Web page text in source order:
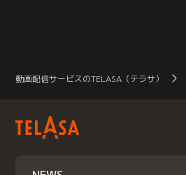
動画配信サービスのTELASA（テラサ）